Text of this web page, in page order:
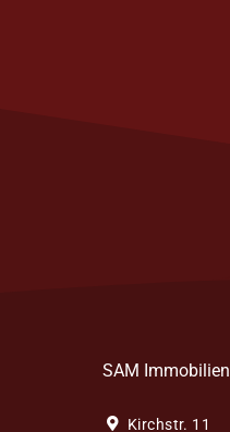
SAM Immobilien
Kirchstr. 11